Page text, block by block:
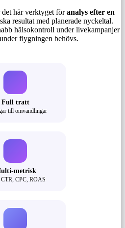
det här verktyget föranalys efter en
resultat med planerade nyckeltal.
hälsokontroll under livekampanjer
flygningen behövs.
Full tratt
till omvandlingar
metrisk
CPC, ROAS